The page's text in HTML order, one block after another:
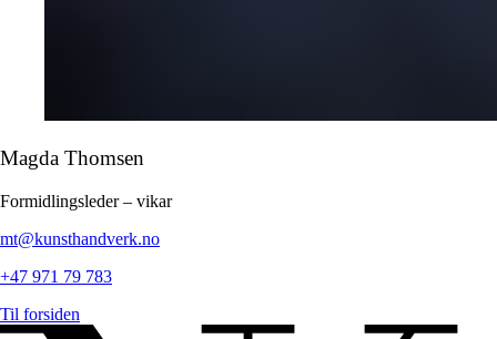
Magda Thomsen
Formidlingsleder – vikar
mt@kunsthandverk.no
+47 971 79 783
Til forsiden